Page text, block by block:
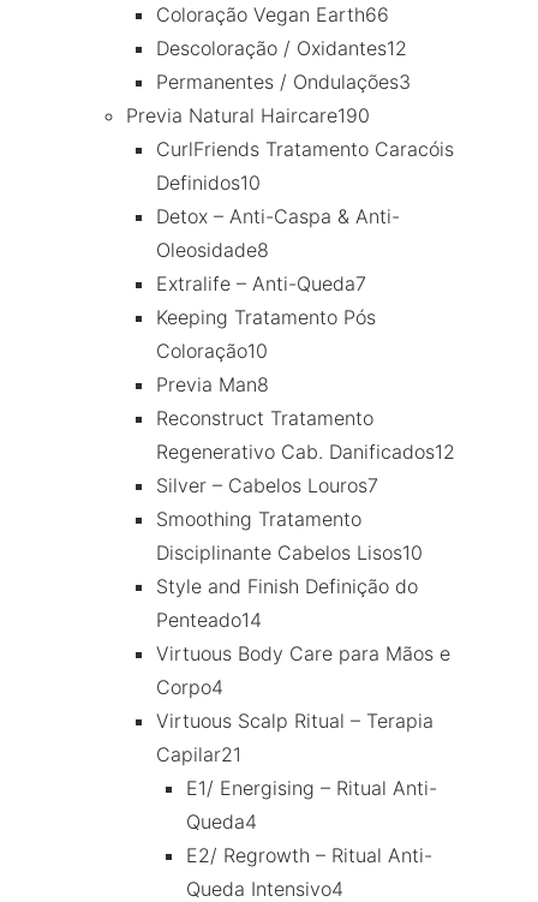
Coloração Vegan Earth66
Descoloração / Oxidantes12
Permanentes / Ondulações3
Previa Natural Haircare190
CurlFriends Tratamento Caracóis
Definidos10
Detox – Anti-Caspa & Anti-
Oleosidade8
Extralife – Anti-Queda7
Keeping Tratamento Pós
Coloração10
Previa Man8
Reconstruct Tratamento
Regenerativo Cab. Danificados12
Silver – Cabelos Louros7
Smoothing Tratamento
Disciplinante Cabelos Lisos10
Style and Finish Definição do
Penteado14
Virtuous Body Care para Mãos e
Corpo4
Virtuous Scalp Ritual – Terapia
Capilar21
E1/ Energising – Ritual Anti-
Queda4
E2/ Regrowth – Ritual Anti-
Queda Intensivo4